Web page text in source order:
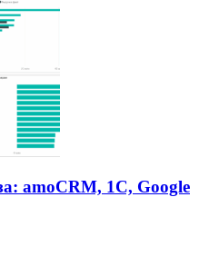
amoCRM, 1C, Google